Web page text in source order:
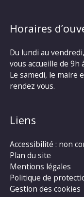
Horaires
Du lundi au
vous accueille de 9h
Le samedi, le maire
rendez vous.
Liens
Accessibilité : non
Plan du site
Mentions légales
Politique de
Gestion des cookies